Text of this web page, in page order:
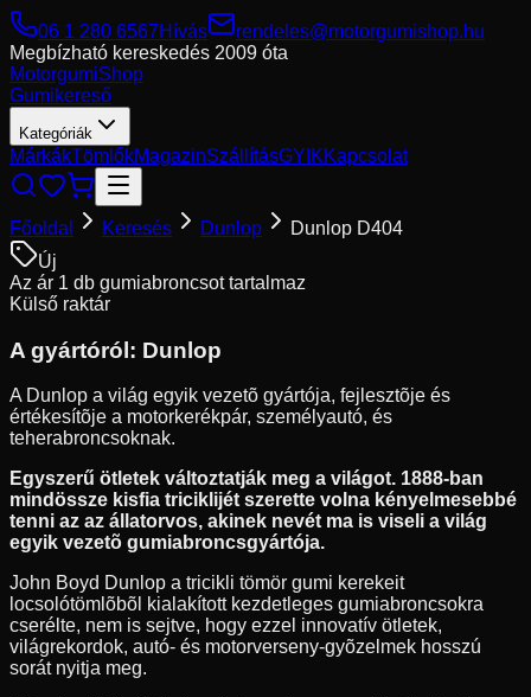
06 1 280 6567Hívás
rendeles@motorgumishop.hu
Megbízható kereskedés 2009 óta
MotorgumiShop
Gumikereső
Kategóriák
MárkákTömlőkMagazinSzállításGYIKKapcsolat
Főoldal Keresés Dunlop
Dunlop D404
Új
Az ár 1 db gumiabroncsot tartalmaz
Külső raktár
A gyártóról: Dunlop
A Dunlop a világ egyik vezetõ gyártója, fejlesztõje és
értékesítõje a motorkerékpár, személyautó, és
teherabroncsoknak.
Egyszerű ötletek változtatják meg a világot. 1888-ban
mindössze kisfia triciklijét szerette volna kényelmesebbé
tenni az az állatorvos, akinek nevét ma is viseli a világ
egyik vezetõ gumiabroncsgyártója.
John Boyd Dunlop a tricikli tömör gumi kerekeit
locsolótömlõbõl kialakított kezdetleges gumiabroncsokra
cserélte, nem is sejtve, hogy ezzel innovatív ötletek,
világrekordok, autó- és motorverseny-gyõzelmek hosszú
sorát nyitja meg.